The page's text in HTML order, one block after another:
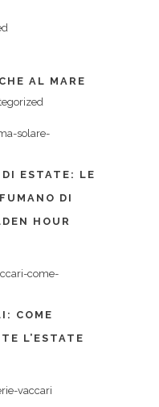
AL MARE
ESTATE: LE
DI
HOUR
COME
L’ESTATE